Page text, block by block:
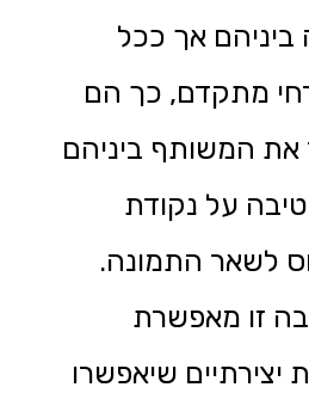
ביניהם אך ככל
מתקדם, כך הם
את המשותף ביניהם
על נקודת
לשאר התמונה.
זו מאפשרת
יצירתיים שיאפשרו